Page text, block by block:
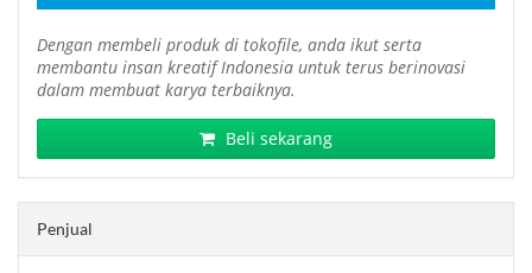
Dengan membeli produk di tokofile, anda ikut serta
membantu insan kreatif Indonesia untuk terus berinovasi
dalam membuat karya terbaiknya.
Beli sekarang
Penjual